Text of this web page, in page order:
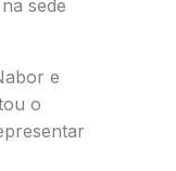
sede
e
o